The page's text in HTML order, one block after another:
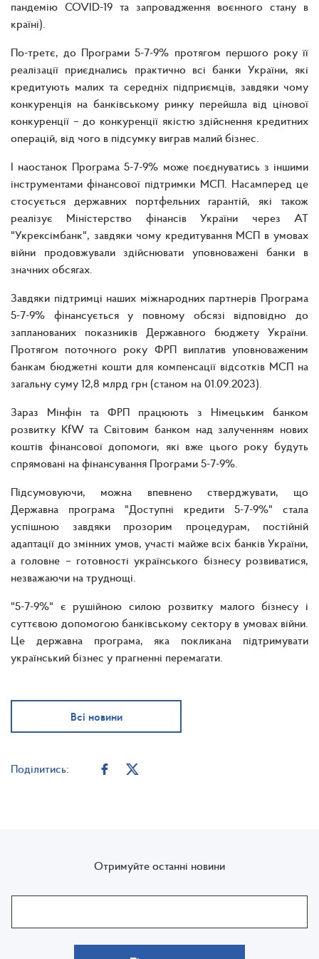
пандемію COVID-19 та запровадження воєнного стану в
країні).
По-третє, до Програми 5-7-9% протягом першого року її
реалізації приєднались практично всі банки України, які
кредитують малих та середніх підприємців, завдяки чому
конкуренція на банківському ринку перейшла від цінової
конкуренції – до конкуренції якістю здійснення кредитних
операцій, від чого в підсумку виграв малий бізнес.
І наостанок Програма 5-7-9% може поєднуватись з іншими
інструментами фінансової підтримки МСП. Насамперед це
стосується державних портфельних гарантій, які також
реалізує Міністерство фінансів України через АТ
"Укрексімбанк", завдяки чому кредитування МСП в умовах
війни продовжували здійснювати уповноважені банки в
значних обсягах.
Завдяки підтримці наших міжнародних партнерів Програма
5-7-9% фінансується у повному обсязі відповідно до
запланованих показників Державного бюджету України.
Протягом поточного року ФРП виплатив уповноваженим
банкам бюджетні кошти для компенсації відсотків МСП на
загальну суму 12,8 млрд грн (станом на 01.09.2023).
Зараз Мінфін та ФРП працюють з Німецьким банком
розвитку KfW та Світовим банком над залученням нових
коштів фінансової допомоги, які вже цього року будуть
спрямовані на фінансування Програми 5-7-9%.
Підсумовуючи, можна впевнено стверджувати, що
Державна програма "Доступні кредити 5-7-9%" стала
успішною завдяки прозорим процедурам, постійній
адаптації до змінних умов, участі майже всіх банків України,
а головне – готовності українського бізнесу розвиватися,
незважаючи на труднощі.
"5-7-9%" є рушійною силою розвитку малого бізнесу і
суттєвою допомогою банківському сектору в умовах війни.
Це державна програма, яка покликана підтримувати
український бізнес у прагненні перемагати.
Всі новини
Поділитись:
Отримуйте останні новини